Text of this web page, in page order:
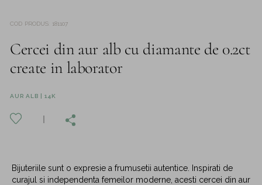
COD PRODUS 181107
Cercei din aur alb cu diamante de 0.2ct
create in laborator
AUR ALB | 14K
Bijuteriile sunt o expresie a frumusetii autentice. Inspirati de
curajul si independenta femeilor moderne, acesti cercei din aur